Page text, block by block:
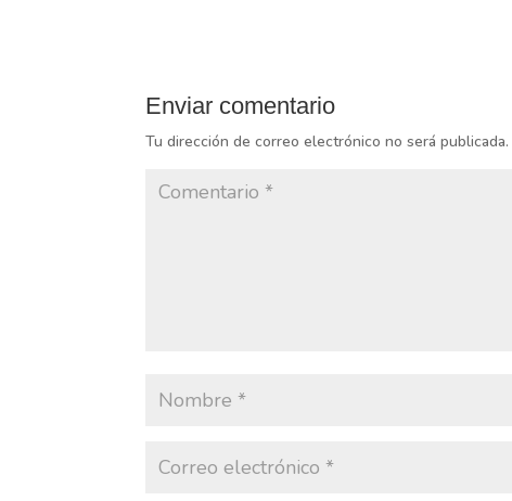
Enviar comentario
Tu dirección de correo electrónico no será publicada.